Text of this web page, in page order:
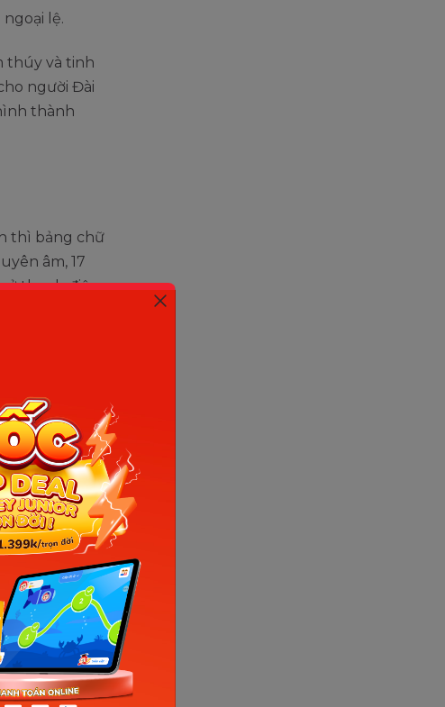
lệ.
thúy và tinh
người Đài
thành
thì bảng chữ
âm, 17
ở thanh điệu
lượng kiến
tiếp thu
Việt cho
âm và dấu
sự biến đổi
từ khi chỉ
và “mặt”.
đổi toàn